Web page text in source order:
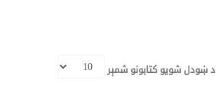
د ښودل شویو کتابونو شمېر